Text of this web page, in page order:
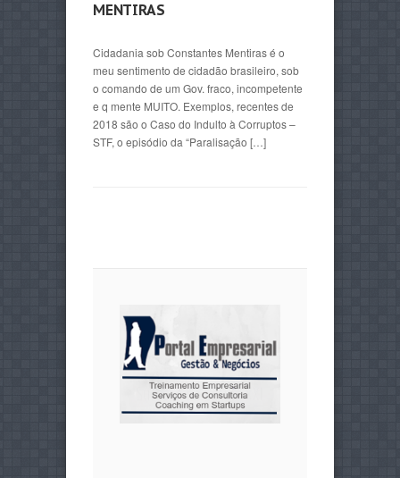
MENTIRAS
Cidadania sob Constantes Mentiras é o
meu sentimento de cidadão brasileiro, sob
o comando de um Gov. fraco, incompetente
e q mente MUITO. Exemplos, recentes de
2018 são o Caso do Indulto à Corruptos –
STF, o episódio da “Paralisação […]